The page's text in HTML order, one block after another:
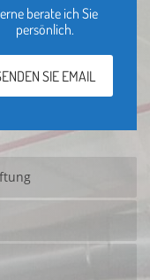
berate ich Sie
persönlich.
SIE EMAIL